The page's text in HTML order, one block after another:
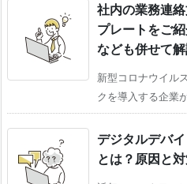
社内の業務連
プレートをご
なども併せて
新型コロナウイル
クを導入する企業
デジタルデバ
とは？原因と